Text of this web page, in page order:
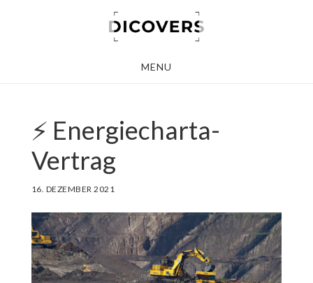
MENU
⚡️ Energiecharta-
Vertrag
16. DEZEMBER 2021